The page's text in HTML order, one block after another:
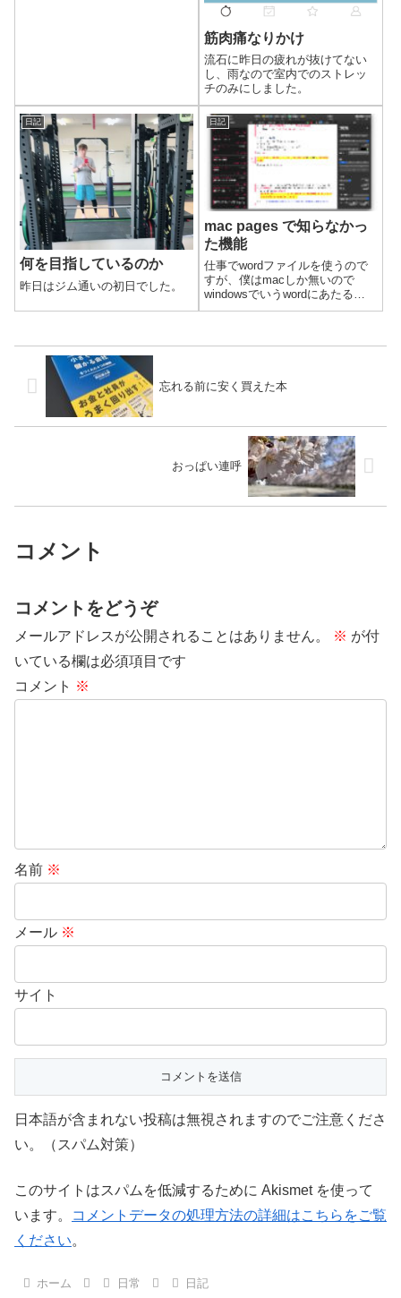
筋肉痛なりかけ
流石に昨日の疲れが抜けてない
し、雨なので室内でのストレッ
チのみにしました。
日記
何を目指しているのか
昨日はジム通いの初日でした。
日記
mac pages で知らなかっ
た機能
仕事でwordファイルを使うので
すが、僕はmacしか無いので
windowsでいうwordにあたる
pagesというソフトを使っていま
忘れる前に安く買えた本
おっぱい連呼
コメント
コメントをどうぞ
メールアドレスが公開されることはありません。 ※ が付
いている欄は必須項目です
コメント ※
名前 ※
メール ※
サイト
日本語が含まれない投稿は無視されますのでご注意くださ
い。（スパム対策）
このサイトはスパムを低減するために Akismet を使って
います。
コメントデータの処理方法の詳細はこちらをご覧
ください。
ホーム 日常 日記